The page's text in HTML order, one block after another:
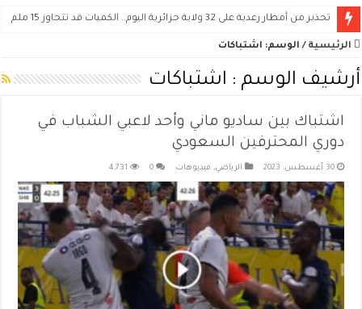
تحذير من أمطار رعدية على 32 ولاية جزائرية اليوم.. الكميات قد تتجاوز 15 ملم
الرئيسية / الوسم: اشتباكات
أرشيف الوسم : اشتباكات
اشتباك بين ساديو ماني وأحد لاعبي الشباب في
دوري المحترفين السعودي
30 أغسطس، 2023 الرياضي, فيديوهات 0
4,731